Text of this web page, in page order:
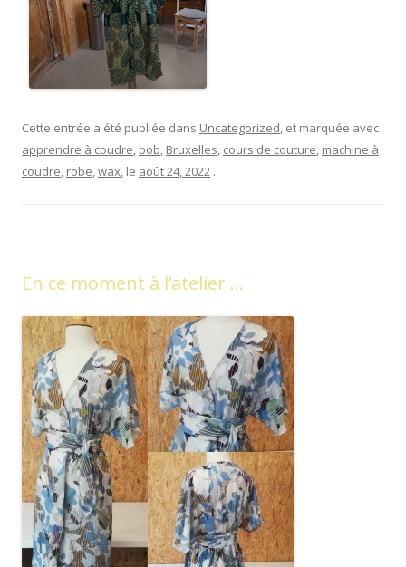
Cette entrée a été publiée dans Uncategorized , et marquée avec
apprendre à coudre bob Bruxelles cours de couture machine à
coudre robe wax , le août 24, 2022 .
En ce moment à l’atelier …